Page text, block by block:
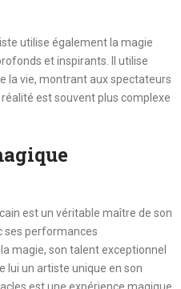
utilise également la magie
et inspirants. Il utilise
la vie, montrant aux spectateurs
est souvent plus complexe
est un véritable maître de son
ses performances
magie, son talent exceptionnel
lui un artiste unique en son